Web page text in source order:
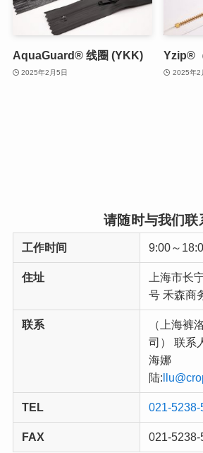
AquaGuard® 线圈 (YKK)
2025年2月5日
Yzip®
2025年2
请随时与我们联
工作时间 9:00～
住址
上海市长
号 禾森商
联系
（上海裤
司） 联系
海娜
陆:
TEL 021-5238-
FAX 021-5238-